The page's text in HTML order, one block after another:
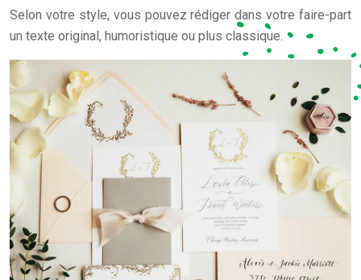
Selon votre style, vous pouvez rédiger dans votre faire-part
un texte original, humoristique ou plus classique.